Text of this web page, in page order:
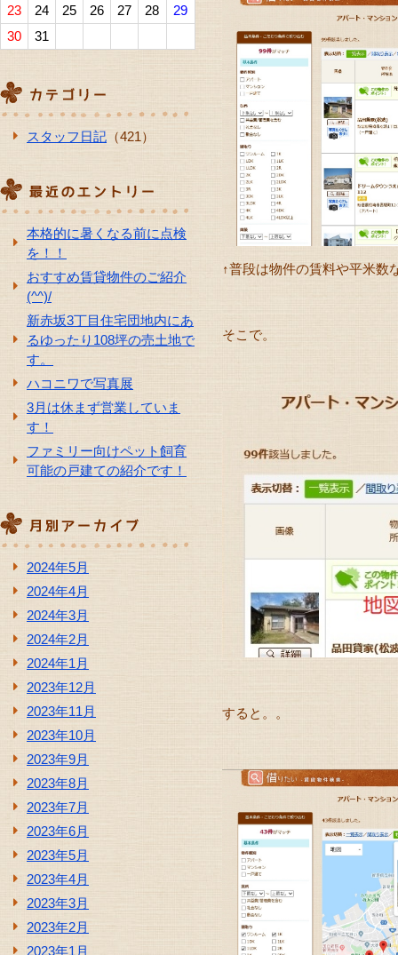
23
24 25 26 27 28
29
30
31
スタッフ日記 （421）
本格的に暑くなる前に点検
を！！
おすすめ賃貸物件のご紹介
(^^)/
新赤坂3丁目住宅団地内にあ
るゆったり108坪の売土地で
す。
ハコニワで写真展
3月は休まず営業していま
す！
ファミリー向けペット飼育
可能の戸建ての紹介です！
2024年5月
2024年4月
2024年3月
2024年2月
2024年1月
2023年12月
2023年11月
2023年10月
2023年9月
2023年8月
2023年7月
2023年6月
2023年5月
2023年4月
2023年3月
2023年2月
2023年1月
↑普段は物件の賃料や平米数
そこで。
すると。。